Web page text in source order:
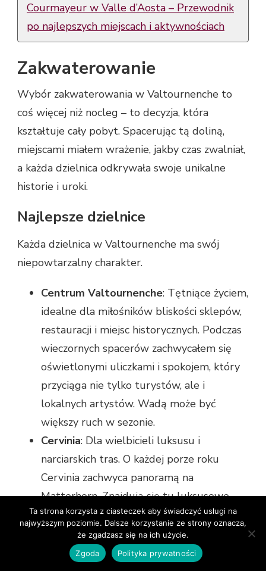
Courmayeur w Valle d’Aosta – Przewodnik
po najlepszych miejscach i aktywnościach
Zakwaterowanie
Wybór zakwaterowania w Valtournenche to
coś więcej niż nocleg – to decyzja, która
kształtuje cały pobyt. Spacerując tą doliną,
miejscami miałem wrażenie, jakby czas zwalniał,
a każda dzielnica odkrywała swoje unikalne
historie i uroki.
Najlepsze dzielnice
Każda dzielnica w Valtournenche ma swój
niepowtarzalny charakter.
Centrum Valtournenche: Tętniące życiem,
idealne dla miłośników bliskości sklepów,
restauracji i miejsc historycznych. Podczas
wieczornych spacerów zachwycałem się
oświetlonymi uliczkami i spokojem, który
przyciąga nie tylko turystów, ale i
lokalnych artystów. Wadą może być
większy ruch w sezonie.
Cervinia: Dla wielbicieli luksusu i
narciarskich tras. O każdej porze roku
Cervinia zachwyca panoramą na
Matterhorn. Znajdują się tu luksusowe
hotele oraz prestiżowe apartamenty,
jednak ceny są wyraźnie wyższe.
Małe wioski wokół doliny: Jeśli szukasz
Ta strona korzysta z ciasteczek aby świadczyć usługi na
najwyższym poziomie. Dalsze korzystanie ze strony oznacza,
że zgadzasz się na ich użycie.
Zgoda
Polityka prywatności